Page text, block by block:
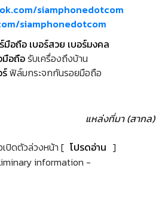
siamphonedotcom
siamphonedotcom
มือถือ เบอร์สวย เบอร์มงคล
มือถือรับเครื่องถึงบ้าน
ฟิล์มกระจกกันรอยมือถือ
แหล่งที่มา (สากล)
ปิดตัวล่วงหน้า [ โปรดอ่าน ]
information -